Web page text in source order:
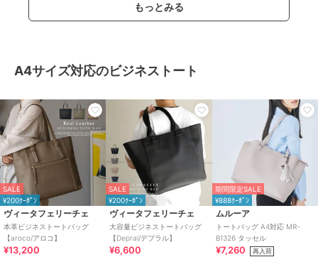
もっとみる
A4サイズ対応のビジネストート
SALE
¥200ｸｰﾎﾟﾝ
ヴィータフェリーチェ
本革ビジネストートバッグ
【aroco/アロコ】
¥13,200
SALE
¥200ｸｰﾎﾟﾝ
ヴィータフェリーチェ
大容量ビジネストートバッグ
【Depral/デプラル】
¥6,600
期間限定SALE
¥888ｸｰﾎﾟﾝ
ムルーア
トートバッグ A4対応 MR-
B1326 タッセル
¥7,260 再入荷